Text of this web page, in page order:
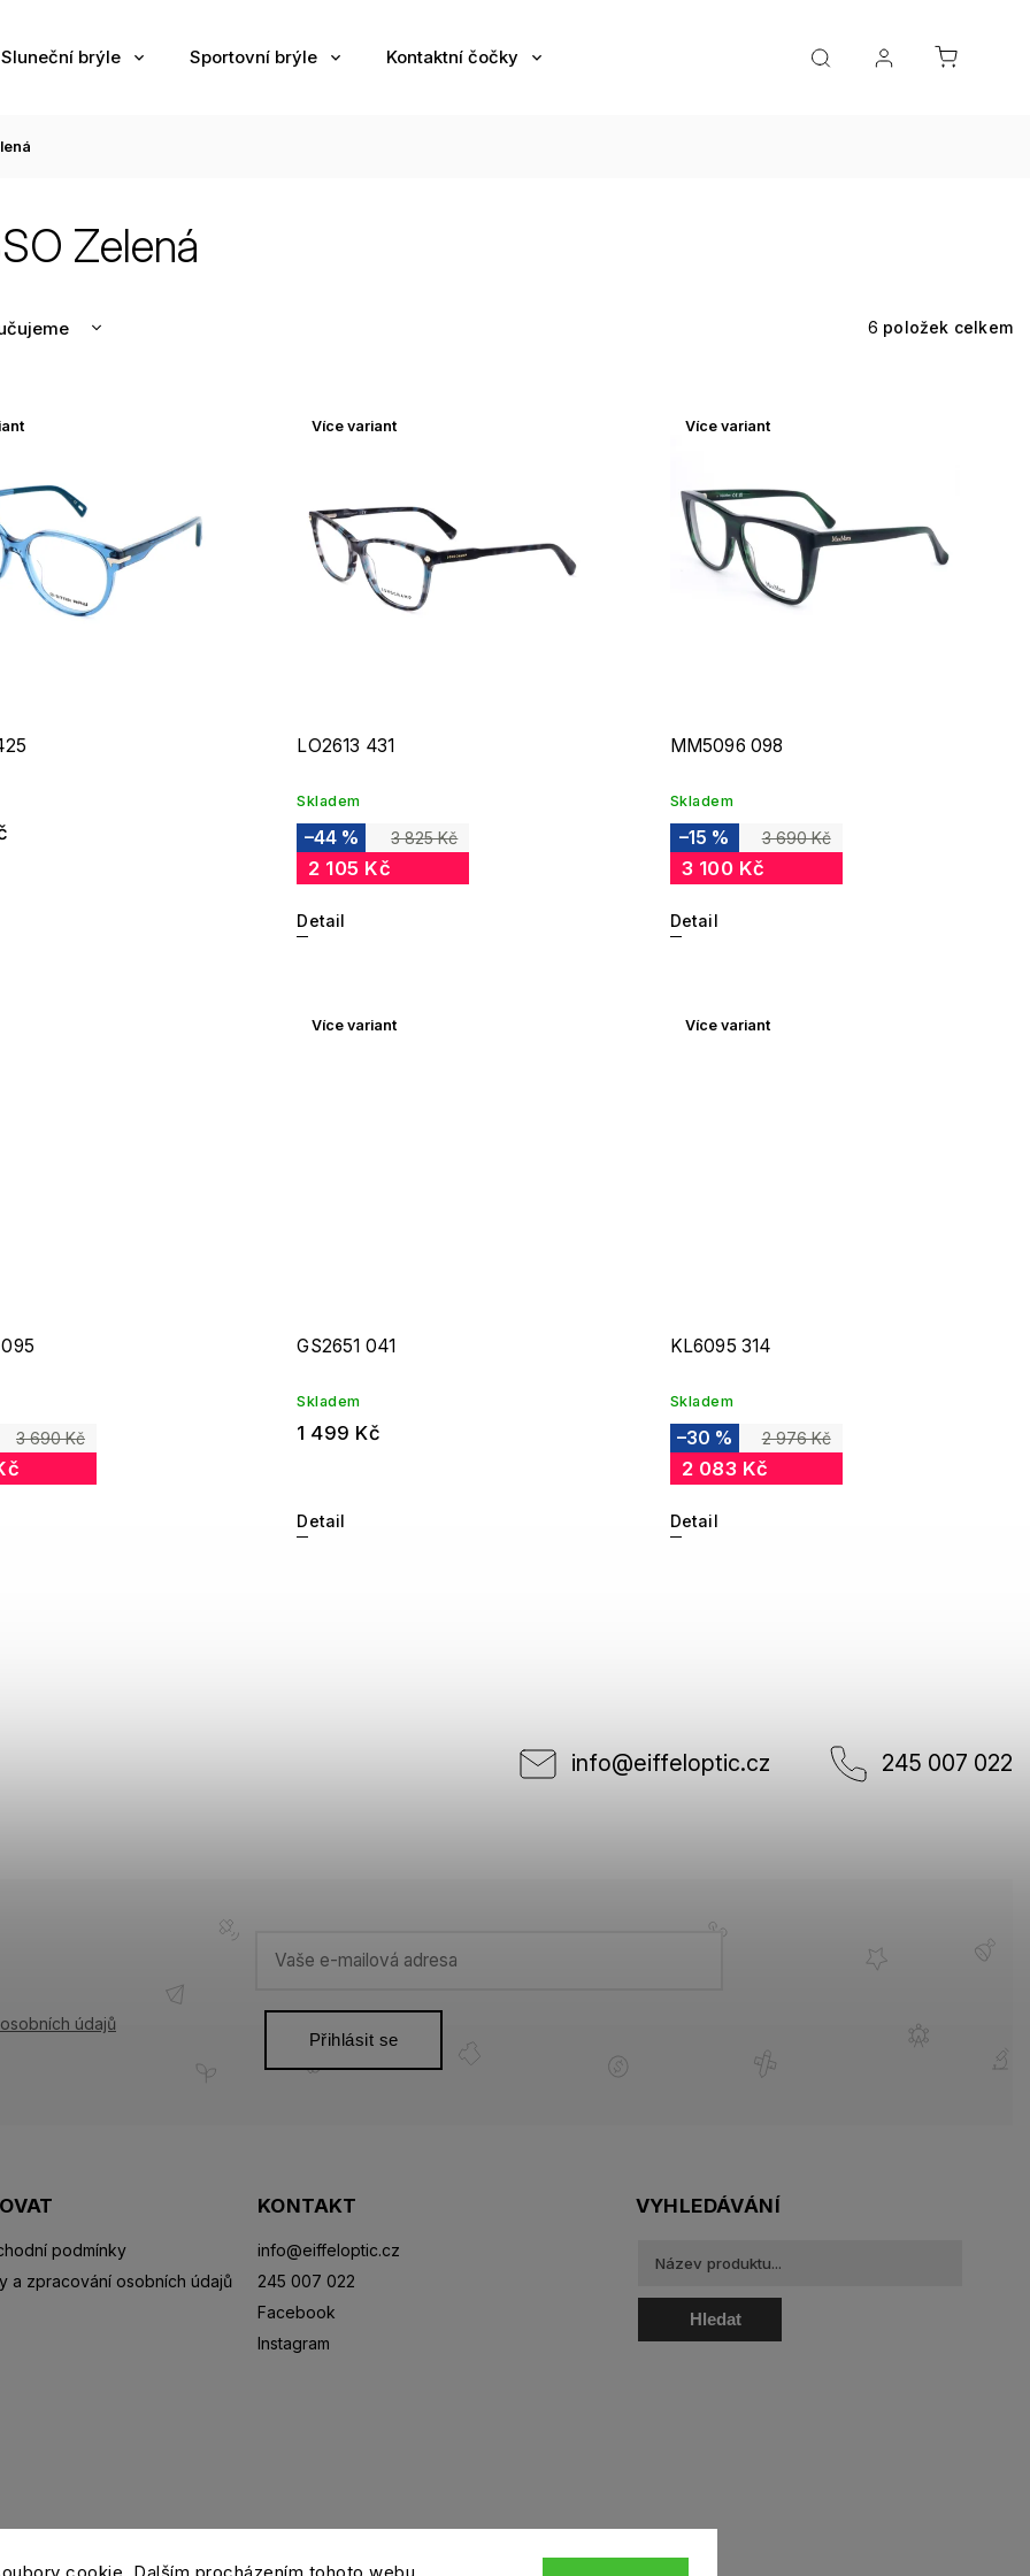
Sluneční brýle Sportovní brýle Kontaktní čočky Doplňky
Zelená
6 položek celkem
Více variant
LO2613 431
Skladem
3 825 Kč
–44 %
2 105 Kč
Detail
Více variant
MM5096 098
Skladem
3 690 Kč
–15 %
3 100 Kč
Detail
3 690 Kč
Více variant
GS2651 041
Skladem
1 499 Kč
Detail
Více variant
KL6095 314
Skladem
2 976 Kč
–30 %
2 083 Kč
Detail
info@eiffeloptic.cz 245 007 022
podmínky
a zpracování osobních údajů
KONTAKT
info@eiffeloptic.cz
245 007 022
Facebook
Instagram
údajů
Přihlásit se
VYHLEDÁVÁNÍ
Hledat